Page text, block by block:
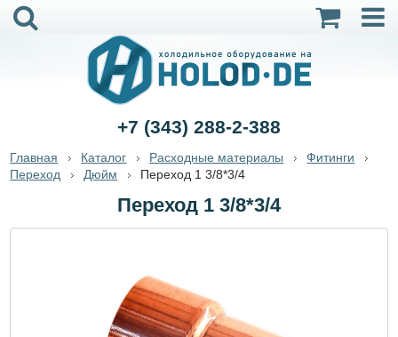
+7 (343) 288-2-388
Главная Каталог Расходные материалы
Фитинги
Переход
Дюйм Переход 1 3/8*3/4
Переход 1 3/8*3/4